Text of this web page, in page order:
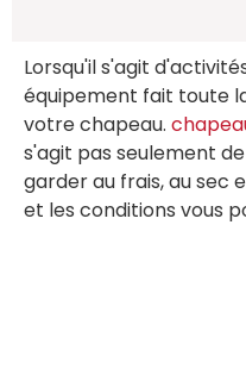
Lorsqu'il s'agit
équipement fait toute
votre chapeau.
s'agit pas seulement
garder au frais, au sec
et les conditions vous